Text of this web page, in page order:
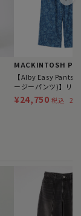
【Alby Easy Pants(
ージーパンツ)】リ
ント
¥24,750 税込